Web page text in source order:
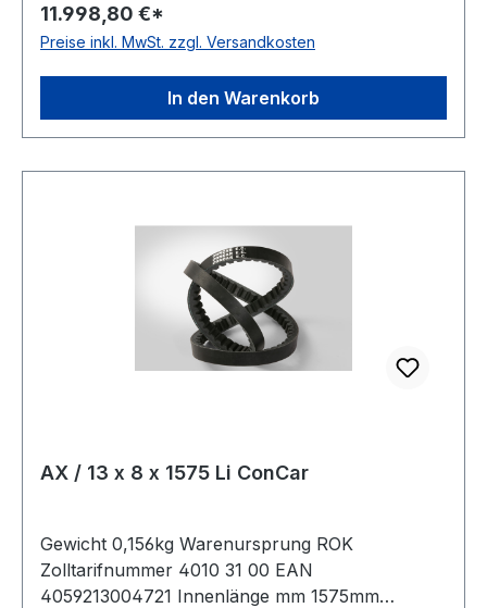
Ausführung flankenoffen, formgezahnt
antistatisch ja Norm DIN 2245 Material
11.998,80 €*
Preise inkl. MwSt. zzgl. Versandkosten
In den Warenkorb
AX / 13 x 8 x 1575 Li ConCar
Gewicht 0,156kg Warenursprung ROK
Zolltarifnummer 4010 31 00 EAN
4059213004721 Innenlänge mm 1575mm